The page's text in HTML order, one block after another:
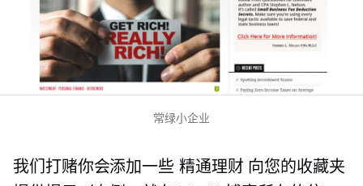
常绿小企业
我们打赌你会添加一些 精通理财 向您的收藏夹